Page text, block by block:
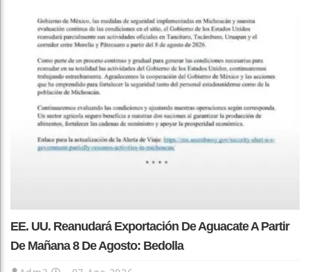
EE. UU. Reanudará Exportación De Aguacate A Partir
De Mañana 8 De Agosto: Bedolla